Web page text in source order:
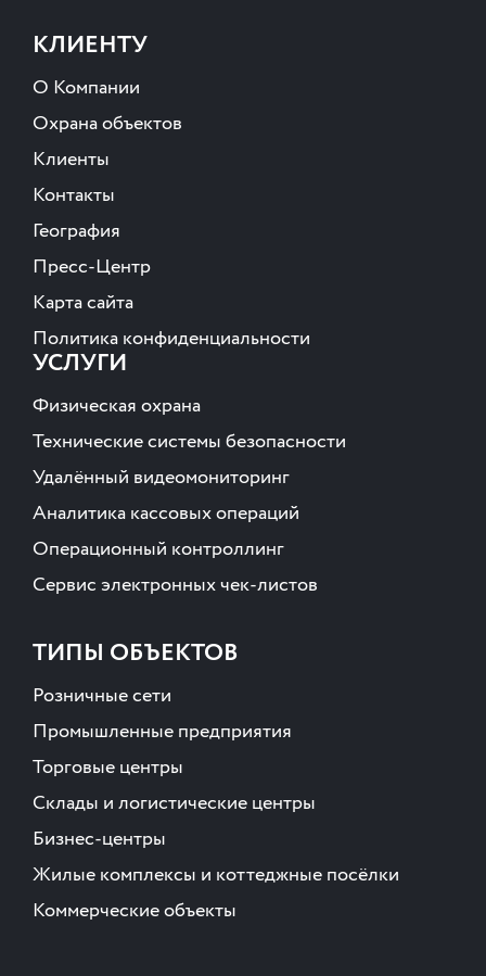
КЛИЕНТУ
О Компании
Охрана объектов
Клиенты
Контакты
География
Пресс-Центр
Карта сайта
Политика конфиденциальности
УСЛУГИ
Физическая охрана
Технические системы безопасности
Удалённый видеомониторинг
Аналитика кассовых операций
Операционный контроллинг
Сервис электронных чек-листов
ТИПЫ ОБЪЕКТОВ
Розничные сети
Промышленные предприятия
Торговые центры
Склады и логистические центры
Бизнес-центры
Жилые комплексы и коттеджные посёлки
Коммерческие объекты